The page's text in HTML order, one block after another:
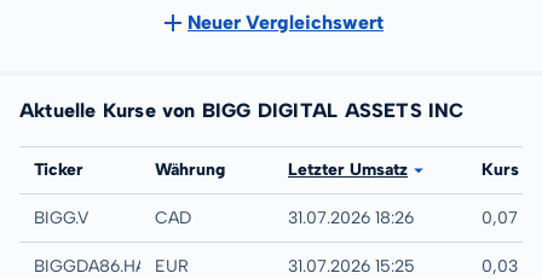
Neuer Vergleichswert
Aktuelle Kurse von BIGG DIGITAL ASSETS INC
Börse
Ticker Währung Letzter Umsatz Kurs
TSX-V
BIGG.V CAD 31.07.2026 18:26 0,07
Hamburg
BIGGDA86.HAMBEUR 31.07.2026 15:25 0,03